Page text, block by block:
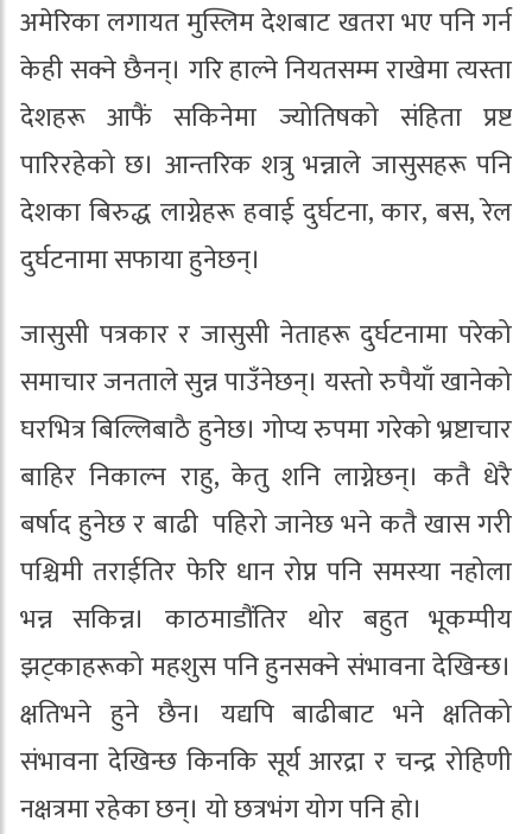
अमेरिका लगायत मुस्लिम देशबाट खतरा भए पनि गर्न
केही सक्ने छैनन्। गरि हाल्ने नियतसम्म राखेमा त्यस्ता
देशहरू आफैं सकिनेमा ज्योतिषको संहिता प्रष्ट
पारिरहेको छ। आन्तरिक शत्रु भन्नाले जासुसहरू पनि
देशका बिरुद्ध लाग्नेहरू हवाई दुर्घटना, कार, बस, रेल
दुर्घटनामा सफाया हुनेछन्।
जासुसी पत्रकार र जासुसी नेताहरू दुर्घटनामा परेको
समाचार जनताले सुन्न पाउँनेछन्। यस्तो रुपैयाँ खानेको
घरभित्र बिल्लिबाठै हुनेछ। गोप्य रुपमा गरेको भ्रष्टाचार
बाहिर निकाल्न राहु, केतु शनि लाग्नेछन्। कतै धेरै
बर्षाद हुनेछ र बाढी पहिरो जानेछ भने कतै खास गरी
पश्चिमी तराईतिर फेरि धान रोप्न पनि समस्या नहोला
भन्न सकिन्न। काठमाडौंतिर थोर बहुत भूकम्पीय
झट्काहरूको महशुस पनि हुनसक्ने संभावना देखिन्छ।
क्षतिभने हुने छैन। यद्यपि बाढीबाट भने क्षतिको
संभावना देखिन्छ किनकि सूर्य आरद्रा र चन्द्र रोहिणी
नक्षत्रमा रहेका छन्। यो छत्रभंग योग पनि हो।